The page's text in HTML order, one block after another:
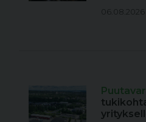
06.08.2026